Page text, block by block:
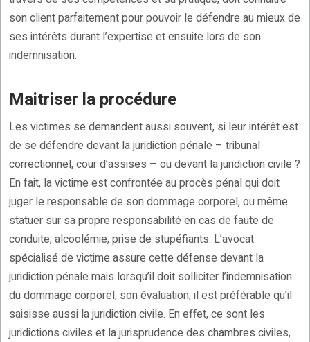
son client parfaitement pour pouvoir le défendre au mieux de
ses intérêts durant l’expertise et ensuite lors de son
indemnisation.
Maitriser la procédure
Les victimes se demandent aussi souvent, si leur intérêt est
de se défendre devant la juridiction pénale – tribunal
correctionnel, cour d’assises – ou devant la juridiction civile ?
En fait, la victime est confrontée au procès pénal qui doit
juger le responsable de son dommage corporel, ou même
statuer sur sa propre responsabilité en cas de faute de
conduite, alcoolémie, prise de stupéfiants. L’avocat
spécialisé de victime assure cette défense devant la
juridiction pénale mais lorsqu’il doit solliciter l’indemnisation
du dommage corporel, son évaluation, il est préférable qu’il
saisisse aussi la juridiction civile. En effet, ce sont les
juridictions civiles et la jurisprudence des chambres civiles,